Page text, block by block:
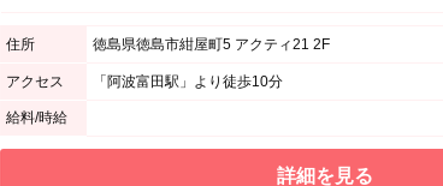
住所 徳島県徳島市紺屋町5 アクティ21 2F
アクセス 「阿波富田駅」より徒歩10分
給料/時給
詳細を見る